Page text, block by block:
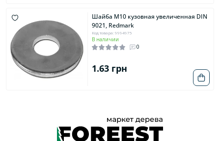
Шайба М10 кузовная увеличенная DIN
9021, Redmark
Код товара: 9994975
В наличии
0
1.63 грн